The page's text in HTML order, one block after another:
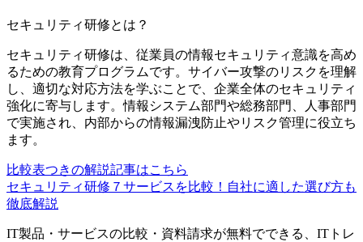
セキュリティ研修とは？
セキュリティ研修は、従業員の情報セキュリティ意識を高め
るための教育プログラムです。サイバー攻撃のリスクを理解
し、適切な対応方法を学ぶことで、企業全体のセキュリティ
強化に寄与します。情報システム部門や総務部門、人事部門
で実施され、内部からの情報漏洩防止やリスク管理に役立ち
ます。
比較表つきの解説記事はこちら
セキュリティ研修７サービスを比較！自社に適した選び方も
徹底解説
IT製品・サービスの比較・資料請求が無料でできる、ITトレ